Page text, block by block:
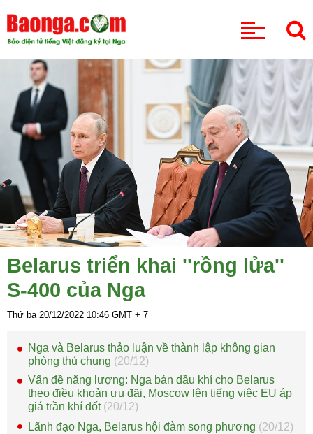
Belarus triển khai ''rồng lửa''
S-400 của Nga
Thứ ba 20/12/2022 10:46 GMT + 7
Nga và Belarus thảo luận về thành lập không gian
phòng thủ chung (20/12)
Vấn đề năng lượng: Nga bán dầu khí cho Belarus
theo điều khoản ưu đãi, Moscow lên tiếng việc EU áp
giá trần khí đốt (20/12)
Lãnh đạo Nga, Belarus hội đàm song phương (20/12)